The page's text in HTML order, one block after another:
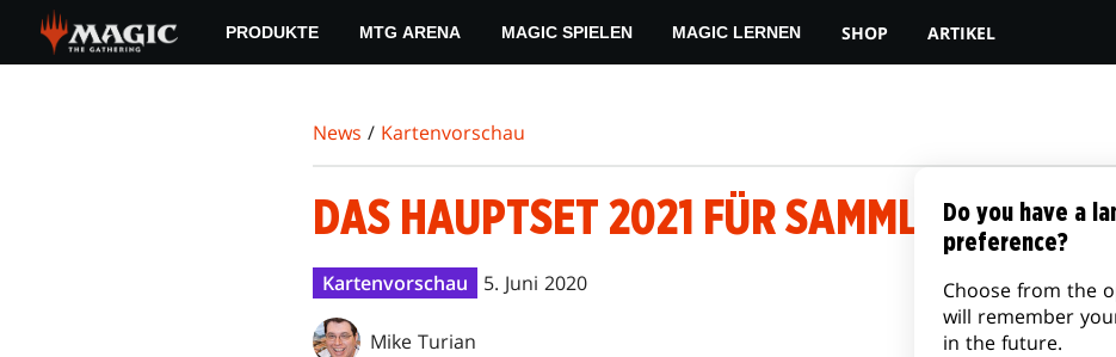
main
PRODUKTE MTG ARENA MAGIC SPIELEN MAGIC LERNEN SHOP ARTIKEL
News / Kartenvorschau
DAS HAUPTSET 2021 FÜR SAMMLER
Kartenvorschau 5. Juni 2020
Mike Turian
Do you have a
preference?
Choose from the
will remember
in the future.